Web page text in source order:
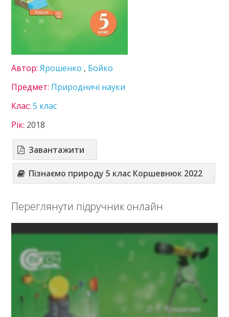
Німецька мова
Пізнаємо природу
Французька мова
6 клас
8 клас
9 клас
11 клас
ГДЗ
Статті
Автор:Ярошенко , Бойко
Предмет: Природничі науки
Клас:5 клас
Рік: 2018
Завантажити
Пізнаємо природу 5 клас Коршевнюк 2022
Переглянути підручник онлайн